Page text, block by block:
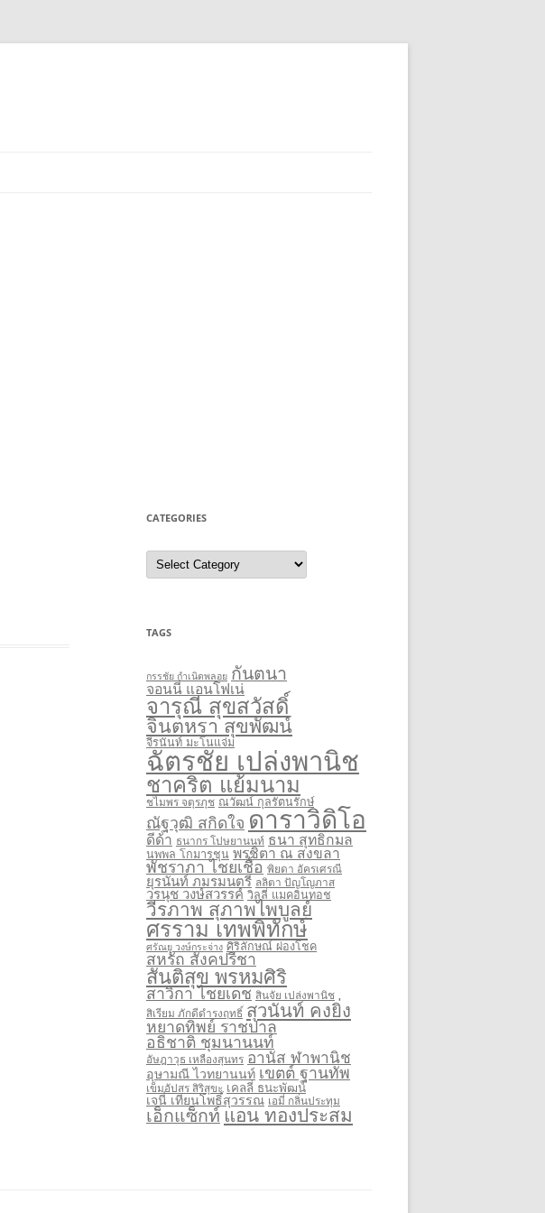
CATEGORIES
Categories
TAGS
กรรชัย กำเนิดพลอย กันตนา
จอนนี่ แอนโฟเน่
จารุณี สุขสวัสดิ์
จินตหรา สุขพัฒน์
จีรนันท์ มะโนแจ่ม
ฉัตรชัย เปล่งพานิช
ชาคริต แย้มนาม
ชไมพร จตุรภุช ณวัฒน์ กุลรัตนรักษ์
ณัฐวุฒิ สกิดใจ ดาราวิดิโอ
ดีด้า ธนากร โปษยานนท์ ธนา สุทธิกมล
นพพล โกมารชุน พรชิตา ณ สงขลา
พัชราภา ไชยเชื้อ พิยดา อัครเศรณี
ยุรนันท์ ภมรมนตรี ลลิตา ปัญโญภาส
วรนุช วงษ์สวรรค์ วิลลี่ แมคอินทอช
วีรภาพ สุภาพไพบูลย์
ศรราม เทพพิทักษ์
ศรัณยู วงษ์กระจ่าง ศิริลักษณ์ ผ่องโชค
สหรัถ สังคปรีชา
สันติสุข พรหมศิริ
สาวิกา ไชยเดช สินจัย เปล่งพานิช
สิเรียม ภักดีดำรงฤทธิ์ สุวนันท์ คงยิ่ง
หยาดทิพย์ ราชปาล
อธิชาติ ชุมนานนท์
อัษฎาวุธ เหลืองสุนทร อานัส ฬาพานิช
อุษามณี ไวทยานนท์ เขตต์ ฐานทัพ
เข็มอัปสร สิริสุขะ เคลลี่ ธนะพัฒน์
เจนี่ เทียนโพธิ์สุวรรณ เอมี่ กลิ่นประทุม
เอ็กแซ็กท์ แอน ทองประสม